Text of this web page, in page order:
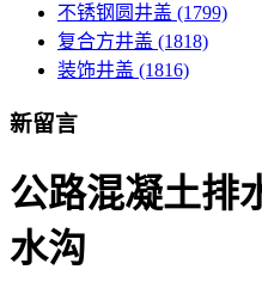
不锈钢圆井盖 (1799)
复合方井盖 (1818)
装饰井盖 (1816)
新留言
公路混凝土排
水沟